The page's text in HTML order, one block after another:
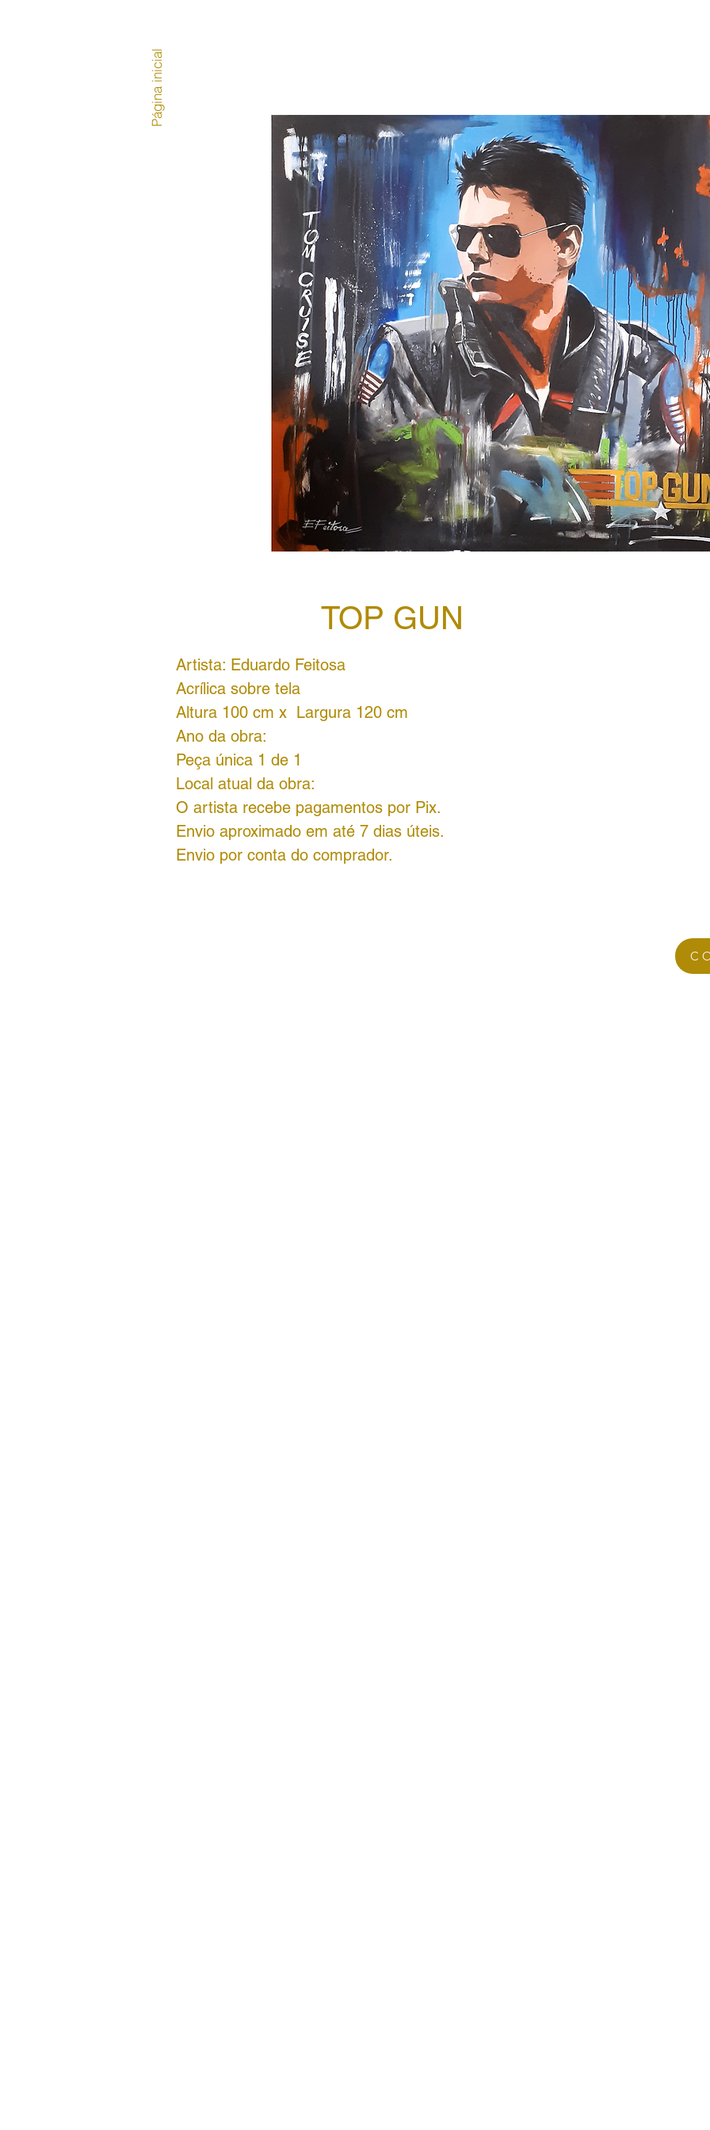
TOP GUN
Artista: Eduardo Feitosa
Acrílica sobre tela
Altura 100 cm x Largura 120 cm
Ano da obra:
Peça única 1 de 1
Local atual da obra:
O artista recebe pagamentos por Pix.
Envio aproximado em até 7 dias úteis.
Envio por conta do comprador.
Página inicial